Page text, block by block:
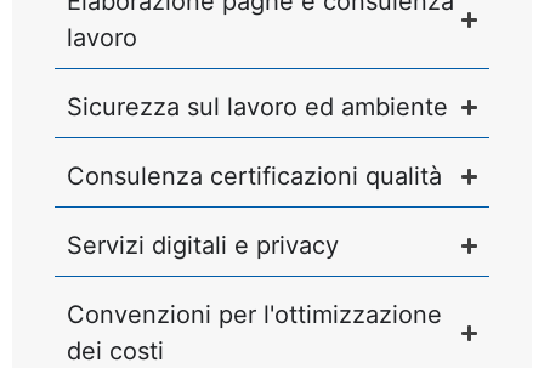
lavoro
Sicurezza sul lavoro ed ambiente
Consulenza certificazioni qualità
Servizi digitali e privacy
Convenzioni per l'ottimizzazione
dei costi